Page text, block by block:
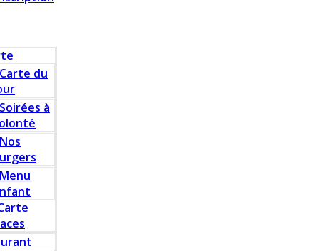
Carte du
Soirées à
Nos
Menu